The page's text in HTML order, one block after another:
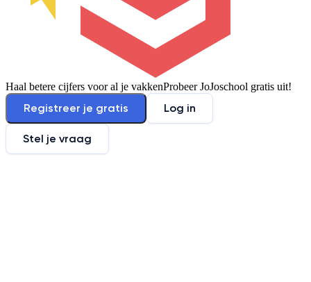
Haal betere cijfers voor al je vakkenProbeer JoJoschool gratis uit!
Registreer je gratis Log in
Stel je vraag